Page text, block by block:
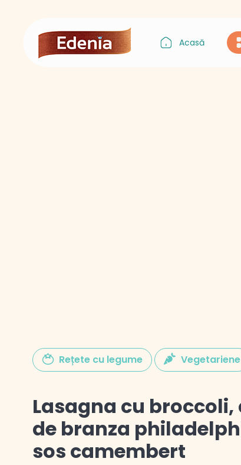
Acasă
Gustul Mexicului
Gustul Libanului
Rețete cu legume Vegetariene
Lasagna cu broccoli,
de branza
sos camembert